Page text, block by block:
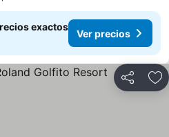
exactos
Ver precios
Compartir